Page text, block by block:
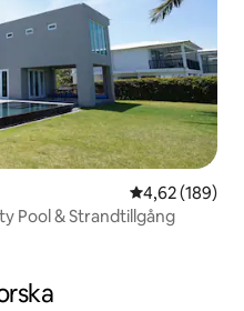
4,62 av 5 i
4,62 (189)
Pool & Strandtillgång